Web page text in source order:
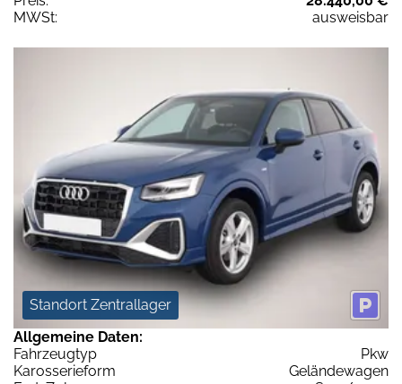
MWSt:
ausweisbar
Standort Zentrallager
Allgemeine Daten:
Fahrzeugtyp
Pkw
Karosserieform
Geländewagen